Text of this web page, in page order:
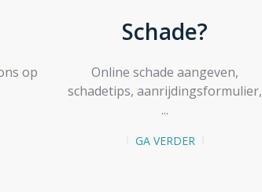
op
Schade?
Online schade aangeven,
schadetips, aanrijdingsformulier,
...
GA VERDER